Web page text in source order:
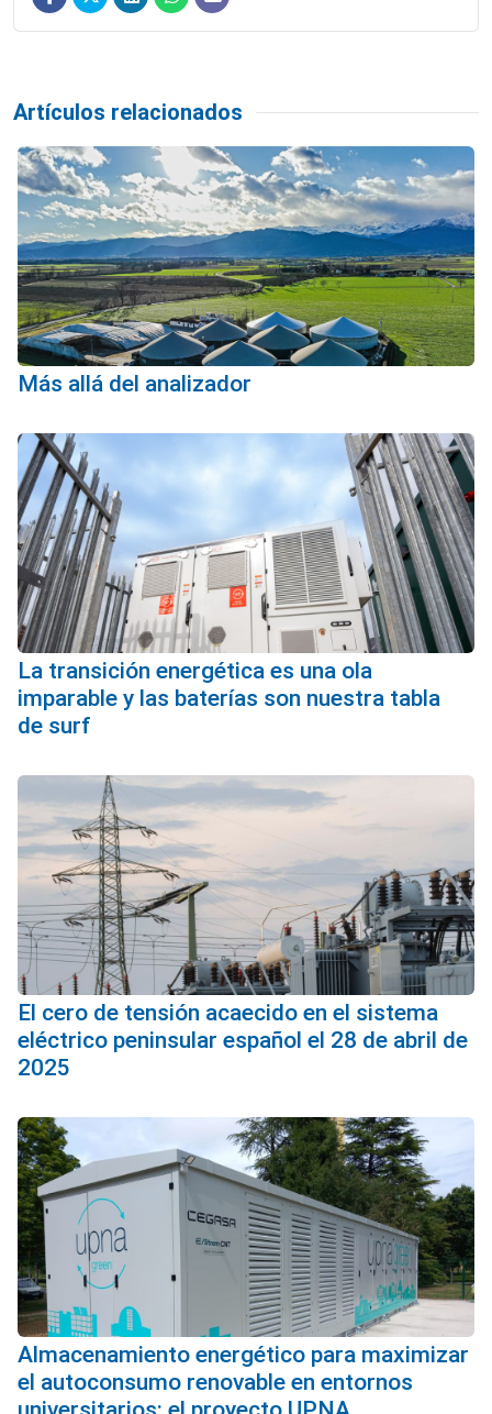
Artículos relacionados
Más allá del analizador
La transición energética es una ola
imparable y las baterías son nuestra tabla
de surf
El cero de tensión acaecido en el sistema
eléctrico peninsular español el 28 de abril de
2025
Almacenamiento energético para maximizar
el autoconsumo renovable en entornos